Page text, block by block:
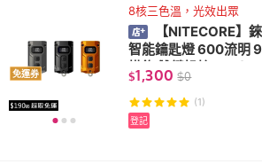
免運券
8核三色溫，光效出眾
【NITECORE】
智能鑰匙燈 600流明
掛飾 雙鍵操控 EDC)
$1,300 $0
(1)
登記